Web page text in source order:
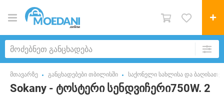
მთავარზე განცხადებები თბილისში საქონელი სახლისა და
Sokany - ტოსტერი სენდვიჩერი750W. 2